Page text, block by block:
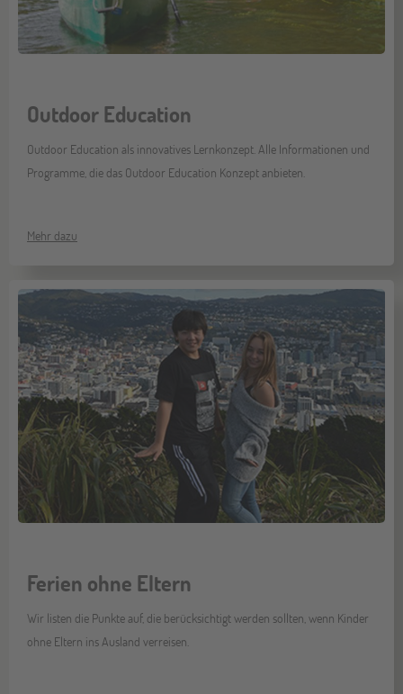
Outdoor Education
Outdoor Education als innovatives Lernkonzept. Alle Informationen und
Programme, die das Outdoor Education Konzept anbieten.
Mehr dazu
Ferien ohne Eltern
Wir listen die Punkte auf, die berücksichtigt werden sollten, wenn Kinder
ohne Eltern ins Ausland verreisen.